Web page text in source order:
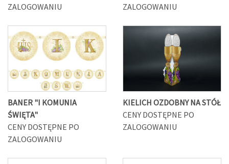
ZALOGOWANIU
ZALOGOWANIU
BANER "I KOMUNIA
ŚWIĘTA"
CENY DOSTĘPNE PO
ZALOGOWANIU
KIELICH OZDOBNY NA STÓŁ
CENY DOSTĘPNE PO
ZALOGOWANIU